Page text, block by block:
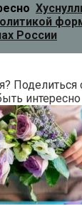
России
Поделиться
интересно